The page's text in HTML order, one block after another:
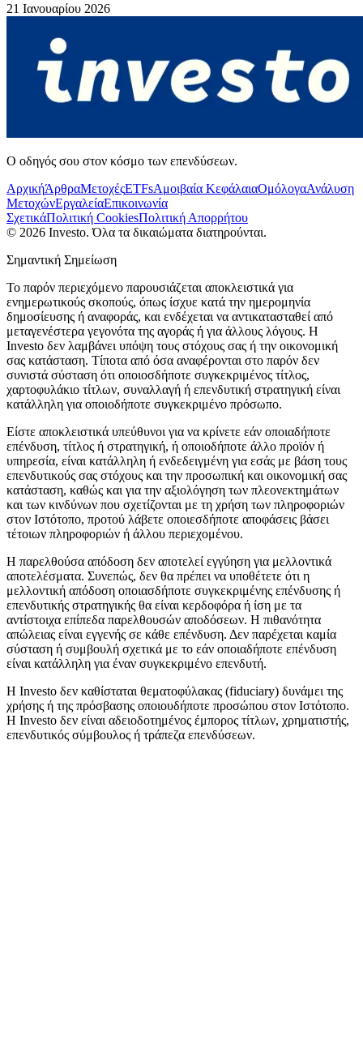
21 Ιανουαρίου 2026
Ο οδηγός σου στον κόσμο των επενδύσεων.
ΑρχικήΆρθραΜετοχέςETFsΑμοιβαία ΚεφάλαιαΟμόλογαΑνάλυση
ΜετοχώνΕργαλείαΕπικοινωνία
ΣχετικάΠολιτική CookiesΠολιτική Απορρήτου
© 2026 Investo. Όλα τα δικαιώματα διατηρούνται.
Σημαντική Σημείωση
Το παρόν περιεχόμενο παρουσιάζεται αποκλειστικά για
ενημερωτικούς σκοπούς, όπως ίσχυε κατά την ημερομηνία
δημοσίευσης ή αναφοράς, και ενδέχεται να αντικατασταθεί από
μεταγενέστερα γεγονότα της αγοράς ή για άλλους λόγους. Η
Investo δεν λαμβάνει υπόψη τους στόχους σας ή την οικονομική
σας κατάσταση. Τίποτα από όσα αναφέρονται στο παρόν δεν
συνιστά σύσταση ότι οποιοσδήποτε συγκεκριμένος τίτλος,
χαρτοφυλάκιο τίτλων, συναλλαγή ή επενδυτική στρατηγική είναι
κατάλληλη για οποιοδήποτε συγκεκριμένο πρόσωπο.
Είστε αποκλειστικά υπεύθυνοι για να κρίνετε εάν οποιαδήποτε
επένδυση, τίτλος ή στρατηγική, ή οποιοδήποτε άλλο προϊόν ή
υπηρεσία, είναι κατάλληλη ή ενδεδειγμένη για εσάς με βάση τους
επενδυτικούς σας στόχους και την προσωπική και οικονομική σας
κατάσταση, καθώς και για την αξιολόγηση των πλεονεκτημάτων
και των κινδύνων που σχετίζονται με τη χρήση των πληροφοριών
στον Ιστότοπο, προτού λάβετε οποιεσδήποτε αποφάσεις βάσει
τέτοιων πληροφοριών ή άλλου περιεχομένου.
Η παρελθούσα απόδοση δεν αποτελεί εγγύηση για μελλοντικά
αποτελέσματα. Συνεπώς, δεν θα πρέπει να υποθέτετε ότι η
μελλοντική απόδοση οποιασδήποτε συγκεκριμένης επένδυσης ή
επενδυτικής στρατηγικής θα είναι κερδοφόρα ή ίση με τα
αντίστοιχα επίπεδα παρελθουσών αποδόσεων. Η πιθανότητα
απώλειας είναι εγγενής σε κάθε επένδυση. Δεν παρέχεται καμία
σύσταση ή συμβουλή σχετικά με το εάν οποιαδήποτε επένδυση
είναι κατάλληλη για έναν συγκεκριμένο επενδυτή.
Η Investo δεν καθίσταται θεματοφύλακας (fiduciary) δυνάμει της
χρήσης ή της πρόσβασης οποιουδήποτε προσώπου στον Ιστότοπο.
Η Investo δεν είναι αδειοδοτημένος έμπορος τίτλων, χρηματιστής,
επενδυτικός σύμβουλος ή τράπεζα επενδύσεων.